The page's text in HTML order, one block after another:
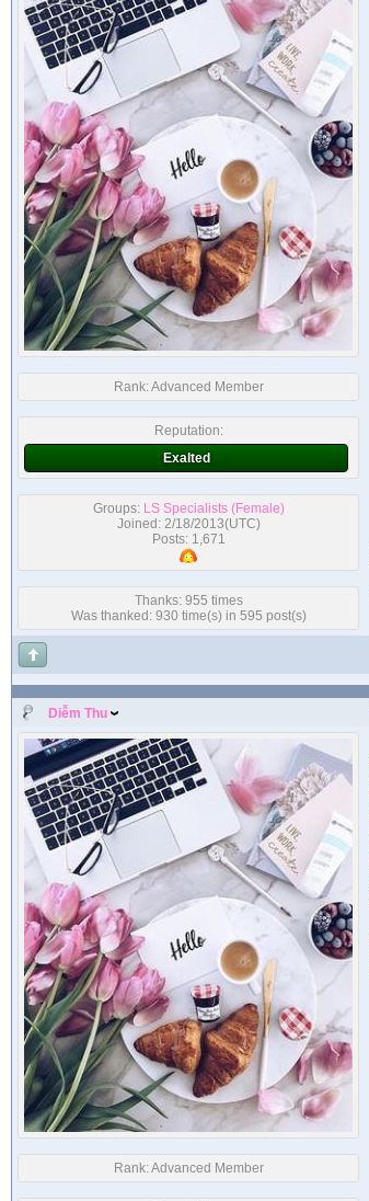
Rank:Advanced Member
Reputation:
Exalted
Groups: LS Specialists (Female)
Joined: 2/18/2013(UTC)
Posts: 1,671
Thanks: 955 times
Was thanked: 930 time(s) in 595 post(s)
Diễm Thu
Rank:Advanced Member